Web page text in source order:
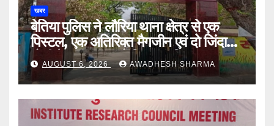
खबर
बेतिया पुलिस ने लौरिया थाना क्षेत्र से एक
पिस्टल, एक अतिरिक्त मैगजीन एवं दो जिंदा
गोली के साथ एक को गिरफ्तार दिया
AUGUST 6, 2026 AWADHESH SHARMA